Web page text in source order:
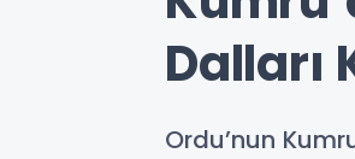
Dalları
Ordu’nun